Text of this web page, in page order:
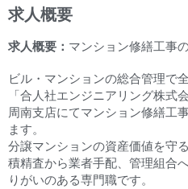
求人概要
求人概要： マンション修繕工事
ビル・マンションの総合管理で
「合人社エンジニアリング株式
周南支店にてマンション修繕工
ます。
分譲マンションの資産価値を守
積精査から業者手配、管理組合
りがいのある専門職です。